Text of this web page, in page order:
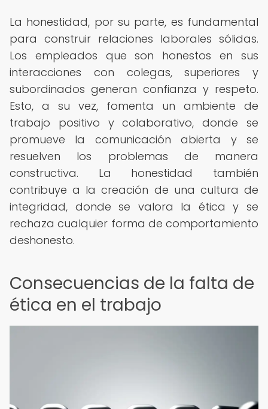
La honestidad, por su parte, es fundamental
para construir relaciones laborales sólidas.
Los empleados que son honestos en sus
interacciones con colegas, superiores y
subordinados generan confianza y respeto.
Esto, a su vez, fomenta un ambiente de
trabajo positivo y colaborativo, donde se
promueve la comunicación abierta y se
resuelven los problemas de manera
constructiva. La honestidad también
contribuye a la creación de una cultura de
integridad, donde se valora la ética y se
rechaza cualquier forma de comportamiento
deshonesto.
Consecuencias de la falta de
ética en el trabajo